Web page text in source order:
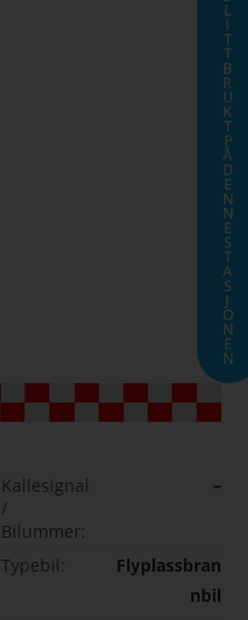
L
I
T
T
B
R
U
K
T
P
Å
D
E
N
N
E
S
T
A
S
J
O
N
E
N
Kallesignal
/
Bilummer:
–
Typebil:
Flyplassbran
nbil